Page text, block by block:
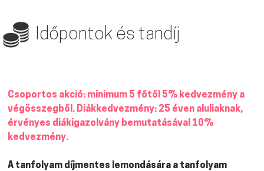
Időpontok és tandíj
Csoportos akció: minimum 5 főtől 5% kedvezmény a
végösszegből. Diákkedvezmény: 25 éven aluliaknak,
érvényes diákigazolvány bemutatásával 10%
kedvezmény.
A tanfolyam díjmentes lemondására a tanfolyam